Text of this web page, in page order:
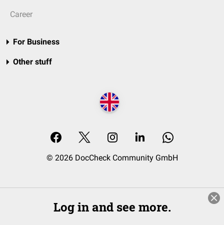
Career
For Business
Other stuff
© 2026 DocCheck Community GmbH
Log in and see more.